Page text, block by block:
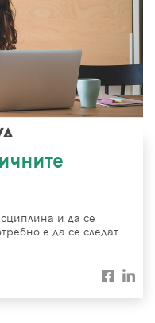
и да се
е да се следат